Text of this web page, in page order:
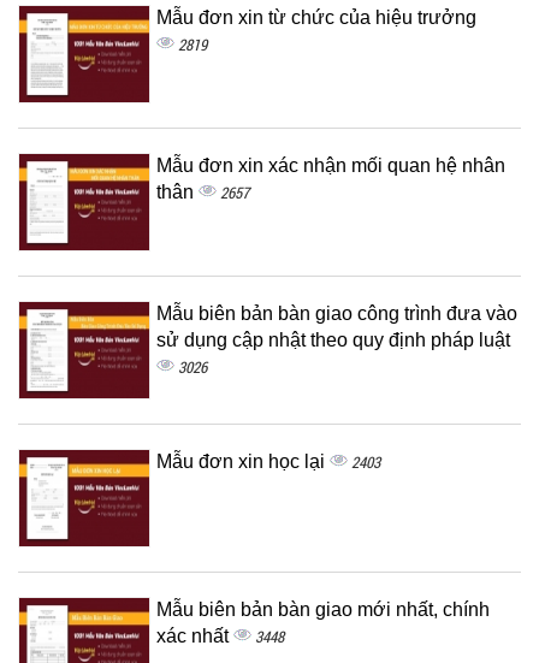
Mẫu đơn xin từ chức của hiệu trưởng
2819
Mẫu đơn xin xác nhận mối quan hệ nhân
thân
2657
Mẫu biên bản bàn giao công trình đưa vào
sử dụng cập nhật theo quy định pháp luật
3026
Mẫu đơn xin học lại 2403
Mẫu biên bản bàn giao mới nhất, chính
xác nhất
3448